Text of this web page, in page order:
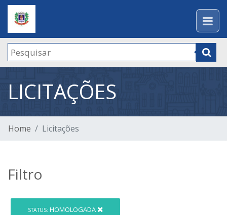
LICITAÇÕES
Home Licitações
Filtro
STATUS: HOMOLOGADA